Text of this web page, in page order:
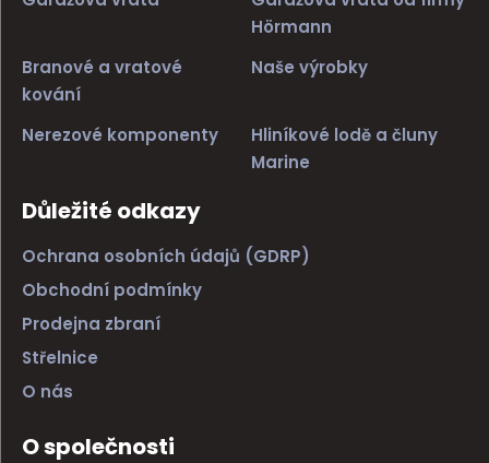
Hörmann
Branové a vratové
kování
Naše výrobky
Nerezové komponenty
Hliníkové lodě a čluny
Marine
Důležité odkazy
Ochrana osobních údajů (GDRP)
Obchodní podmínky
Prodejna zbraní
Střelnice
O nás
O společnosti